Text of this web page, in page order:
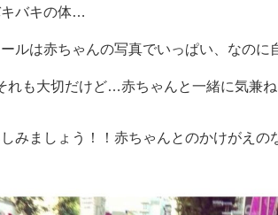
キバキの体…
ルは赤ちゃんの写真でいっぱい、なのに
れも大切だけど…赤ちゃんと一緒に気兼
みましょう！！赤ちゃんとのかけがえの